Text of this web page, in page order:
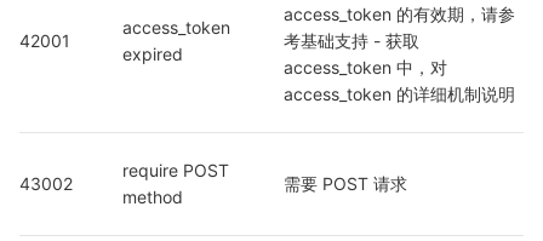
42001
access_token
expired
access_token 的有效期，请参
考基础支持 - 获取
access_token 中，对
access_token 的详细机制说明
43002
require POST
method
需要 POST 请求